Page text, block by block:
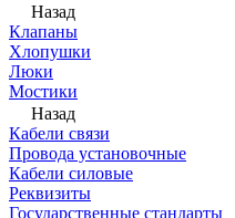
Назад
Клапаны
Хлопушки
Люки
Мостики
Назад
Кабели связи
Провода установочные
Кабели силовые
Реквизиты
Государственные стандарты